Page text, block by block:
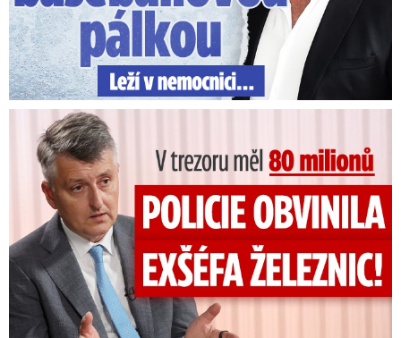
V trezoru měl 80 milionů: Policie obvinila exšéfa železnic!